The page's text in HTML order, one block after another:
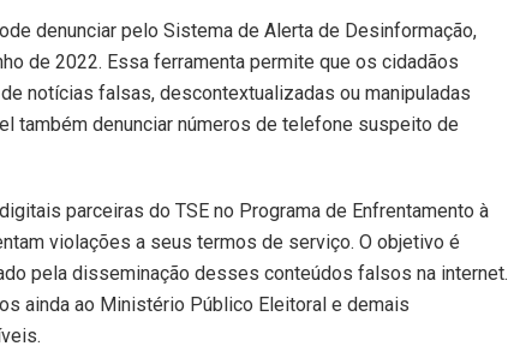
denunciar pelo Sistema de Alerta de Desinformação,
de 2022. Essa ferramenta permite que os cidadãos
notícias falsas, descontextualizadas ou manipuladas
também denunciar números de telefone suspeito de
parceiras do TSE no Programa de Enfrentamento à
violações a seus termos de serviço. O objetivo é
pela disseminação desses conteúdos falsos na internet.
ainda ao Ministério Público Eleitoral e demais